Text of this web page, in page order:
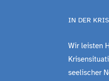
IN DER
Wir leisten
seelischer